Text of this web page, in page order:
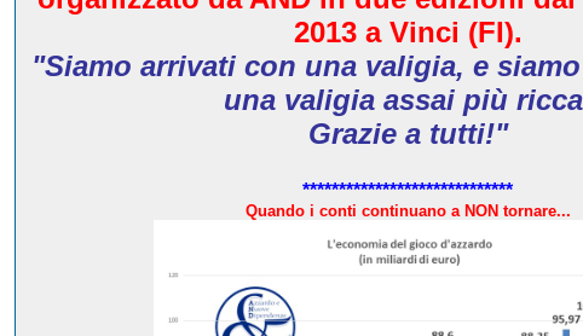
2013a Vinci (FI).
"Siamo arrivati con una valigia, e
una valigia assai più
Grazie a tutti!"
*****************************
Quando i conti continuano a NON tornare...